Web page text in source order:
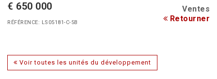
€ 650 000 Ventes
RÉFÉRENCE: LS05181-C-5B Retourner
Voir toutes les unités du développement